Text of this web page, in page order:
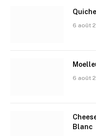
6 août
6 août
Blanc